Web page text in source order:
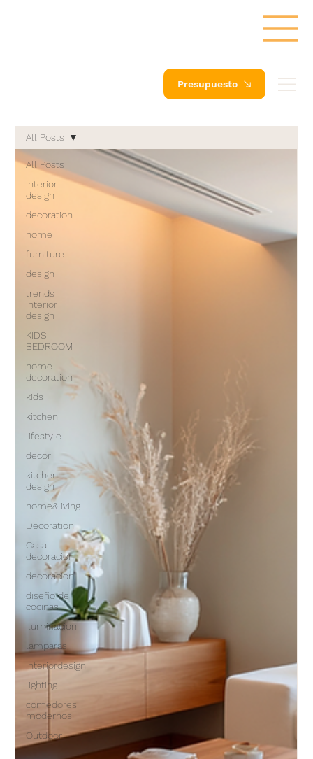
Presupuesto
All Posts
interior
design
decoration
home
furniture
design
trends
interior
design
KIDS
BEDROOM
home
decoration
kids
kitchen
lifestyle
decor
kitchen
design
home&living
Decoration
Casa
decoracion
decoracion
diseño de
cocinas
iluminacion
lamparas
interiordesign
lighting
comedores
modernos
Outdoor
All Posts